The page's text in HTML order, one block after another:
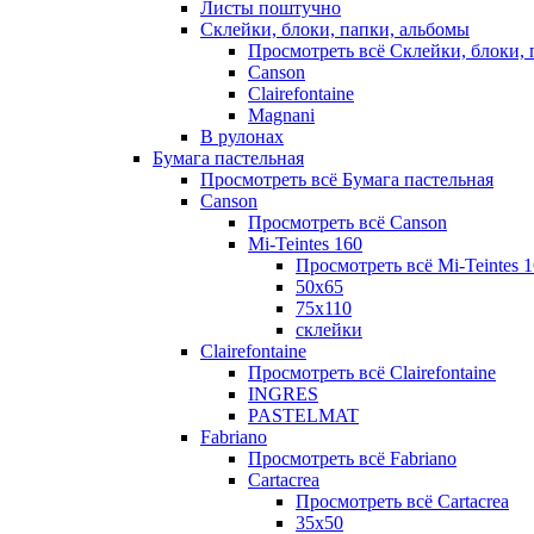
Листы поштучно
Склейки, блоки, папки, альбомы
Просмотреть всё Склейки, блоки,
Canson
Clairefontaine
Magnani
В рулонах
Бумага пастельная
Просмотреть всё Бумага пастельная
Canson
Просмотреть всё Canson
Mi-Teintes 160
Просмотреть всё Mi-Teintes
50х65
75х110
склейки
Clairefontaine
Просмотреть всё Clairefontaine
INGRES
PASTELMAT
Fabriano
Просмотреть всё Fabriano
Cartacrea
Просмотреть всё Cartacrea
35х50